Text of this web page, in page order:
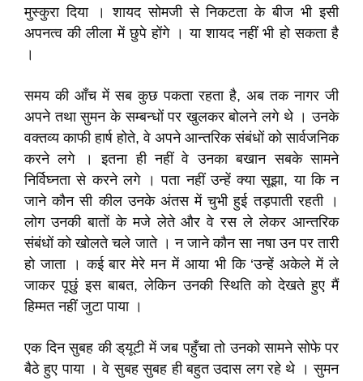
मुस्कुरा दिया । शायद सोमजी से निकटता के बीज भी इसी
अपनत्व की लीला में छुपे होंगे । या शायद नहींं भी हो सकता है
।
समय की आँच में सब कुछ पकता रहता है, अब तक नागर जी
अपने तथा सुमन के सम्बन्धों पर खुलकर बोलने लगे थे । उनके
वक्तव्य काफी हार्ष होते, वे अपने आन्तरिक संबंधों को सार्वजनिक
करने लगे । इतना ही नहीं वे उनका बखान सबके सामने
निर्विघ्नता से करने लगे । पता नहीं उन्हें क्या सूझा, या कि न
जाने कौन सी कील उनके अंतस में चुभी हुई तड़पाती रहती ।
लोग उनकी बातों के मजे लेते और वे रस ले लेकर आन्तरिक
संबंधों को खोलते चले जाते । न जाने कौन सा नषा उन पर तारी
हो जाता । कई बार मेरे मन में आया भी कि ‘उन्हें अकेले में ले
जाकर पूछुं इस बाबत, लेकिन उनकी स्थिति को देखते हुए मैं
हिम्मत नहीं जुटा पाया ।
एक दिन सुबह की ड्‌यूटी में जब पहुँचा तो उनको सामने सोफे पर
बैठे हुए पाया । वे सुबह सुबह ही बहुत उदास लग रहे थे । सुमन